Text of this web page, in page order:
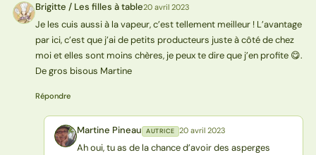
BT Brigitte / Les filles à table20 avril 2023
Je les cuis aussi à la vapeur, c’est tellement meilleur ! L’avantage
par ici, c’est que j’ai de petits producteurs juste à côté de chez
moi et elles sont moins chères, je peux te dire que j’en profite 😋.
De gros bisous Martine
Répondre
MP Martine Pineau AUTRICE 20 avril 2023
Ah oui, tu as de la chance d’avoir des asperges